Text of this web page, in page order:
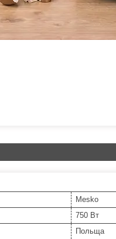
Mesko
750 Вт
Польща